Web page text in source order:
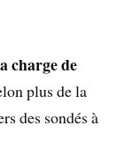
charge de
plus de la
des sondés à